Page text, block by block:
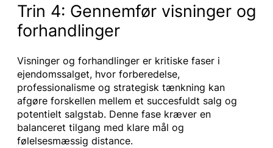
Trin 4: Gennemfør visninger og
forhandlinger
Visninger og forhandlinger er kritiske faser i
ejendomssalget, hvor forberedelse,
professionalisme og strategisk tænkning kan
afgøre forskellen mellem et succesfuldt salg og
potentielt salgstab. Denne fase kræver en
balanceret tilgang med klare mål og
følelsesmæssig distance.